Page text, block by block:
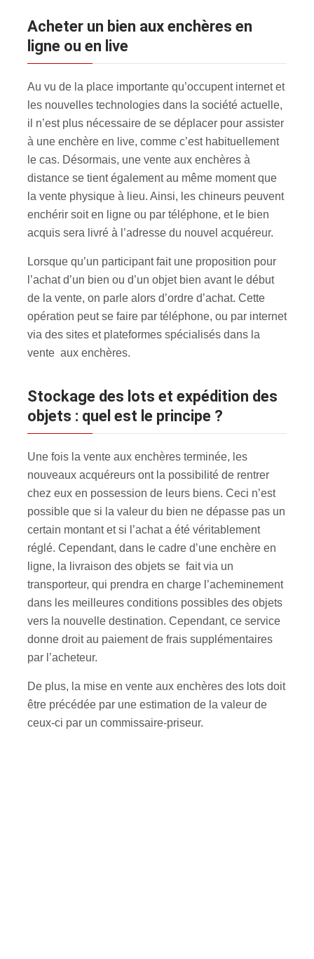
Acheter un bien aux enchères en
ligne ou en live
Au vu de la place importante qu’occupent internet et
les nouvelles technologies dans la société actuelle,
il n’est plus nécessaire de se déplacer pour assister
à une enchère en live, comme c’est habituellement
le cas. Désormais, une vente aux enchères à
distance se tient également au même moment que
la vente physique à lieu. Ainsi, les chineurs peuvent
enchérir soit en ligne ou par téléphone, et le bien
acquis sera livré à l’adresse du nouvel acquéreur.
Lorsque qu’un participant fait une proposition pour
l’achat d’un bien ou d’un objet bien avant le début
de la vente, on parle alors d’ordre d’achat. Cette
opération peut se faire par téléphone, ou par internet
via des sites et plateformes spécialisés dans la
vente aux enchères.
Stockage des lots et expédition des
objets : quel est le principe ?
Une fois la vente aux enchères terminée, les
nouveaux acquéreurs ont la possibilité de rentrer
chez eux en possession de leurs biens. Ceci n’est
possible que si la valeur du bien ne dépasse pas un
certain montant et si l’achat a été véritablement
réglé. Cependant, dans le cadre d’une enchère en
ligne, la livraison des objets se fait via un
transporteur, qui prendra en charge l’acheminement
dans les meilleures conditions possibles des objets
vers la nouvelle destination. Cependant, ce service
donne droit au paiement de frais supplémentaires
par l’acheteur.
De plus, la mise en vente aux enchères des lots doit
être précédée par une estimation de la valeur de
ceux-ci par un commissaire-priseur.